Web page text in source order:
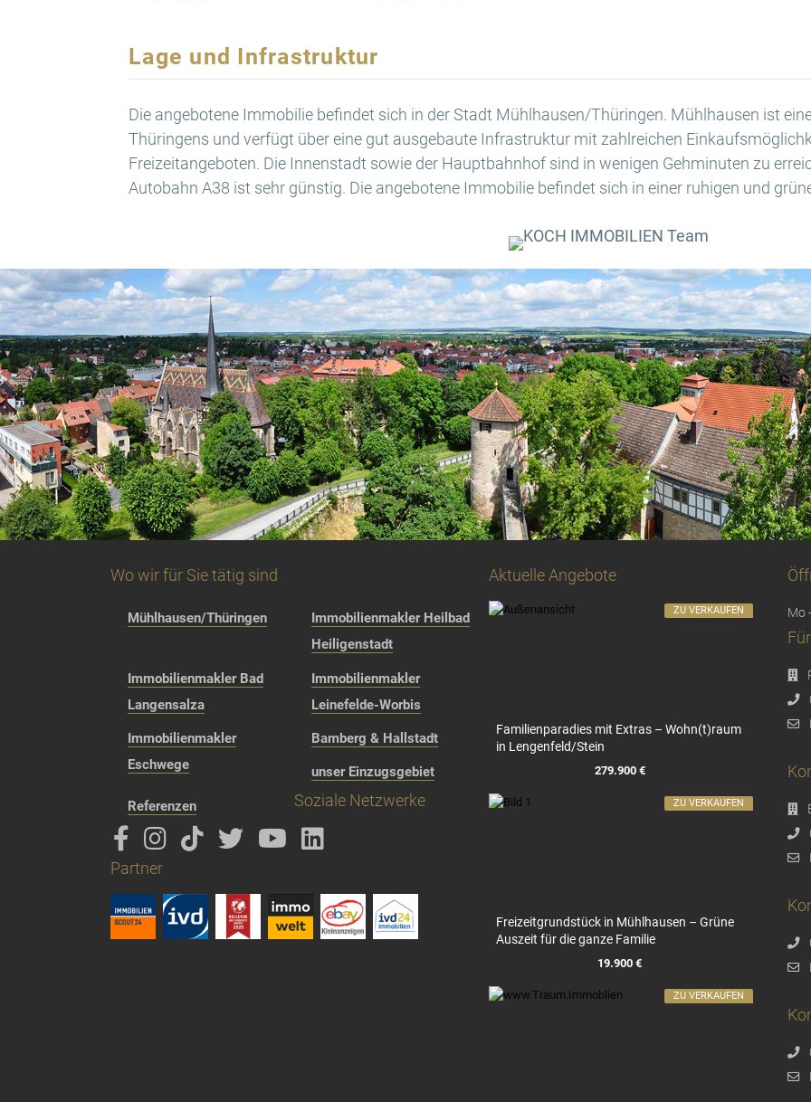
Lage und Infrastruktur
Die angebotene Immobilie befindet sich in der Stadt Mühlhausen/Thüringen. Mühlhausen ist
Thüringens und verfügt über eine gut ausgebaute Infrastruktur mit zahlreichen
Freizeitangeboten. Die Innenstadt sowie der Hauptbahnhof sind in wenigen Gehminuten zu
Autobahn A38 ist sehr günstig. Die angebotene Immobilie befindet sich in einer ruhigen und
Wo wir für Sie tätig sind
Mühlhausen/Thüringen
Immobilienmakler Heilbad
Heiligenstadt
Immobilienmakler Bad
Langensalza
Immobilienmakler
Leinefelde-Worbis
Immobilienmakler
Eschwege
Bamberg & Hallstadt
unser Einzugsgebiet
Referenzen Soziale Netzwerke
Partner
Aktuelle Angebote
Familienparadies mit Extras – Wohn(t)raum
in Lengenfeld/Stein
279.900 €
ZU VERKAUFEN
Freizeitgrundstück in Mühlhausen – Grüne
Auszeit für die ganze Familie
19.900 €
ZU VERKAUFEN
ZU VERKAUFEN
Mo